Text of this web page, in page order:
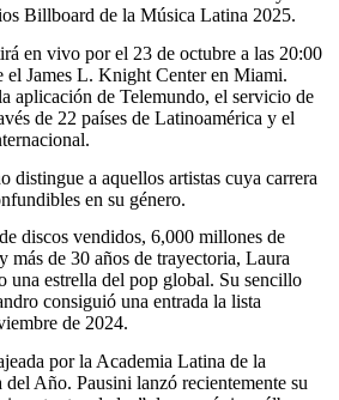
Billboard de la Música Latina 2025.
en vivo por el 23 de octubre a las 20:00
el James L. Knight Center en Miami.
aplicación de Telemundo, el servicio de
de 22 países de Latinoamérica y el
a aquellos artistas cuya carrera
en su género.
discos vendidos, 6,000 millones de
más de 30 años de trayectoria, Laura
una estrella del pop global. Su sencillo
consiguió una entrada la lista
de 2024.
por la Academia Latina de la
Año. Pausini lanzó recientemente su